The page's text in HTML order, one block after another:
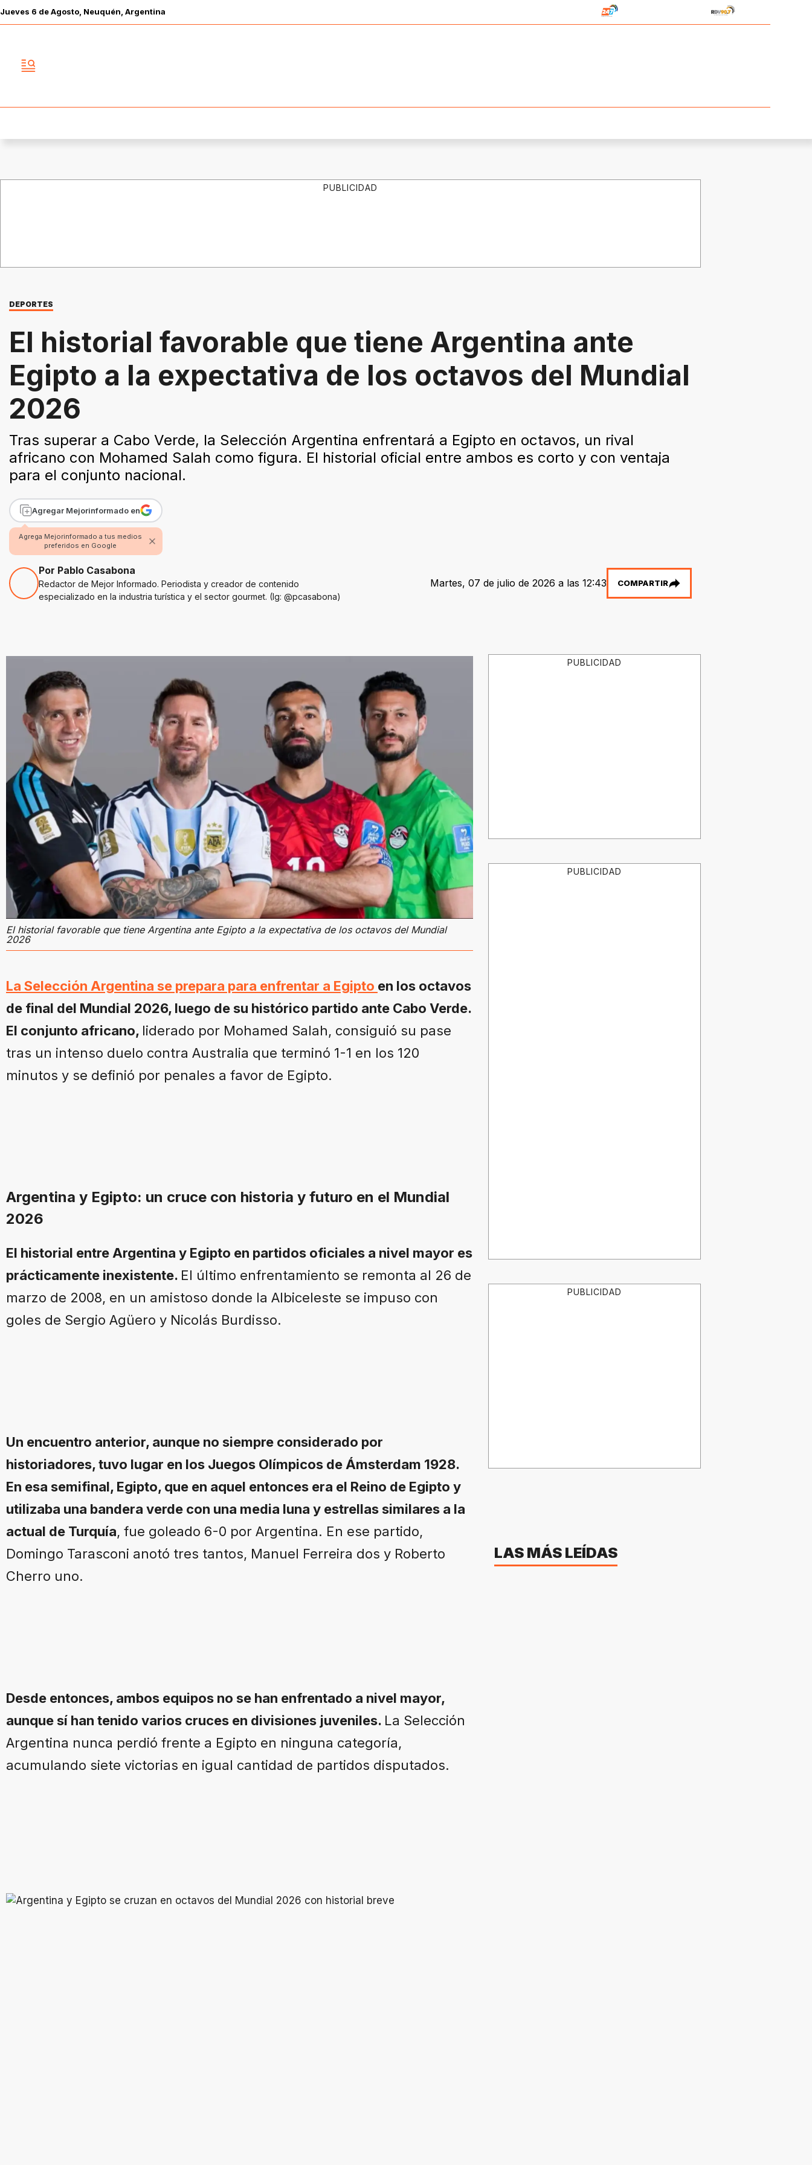
Jueves 6 deAgosto , Neuquén, Argentina
PUBLICIDAD
DEPORTES
El historial favorable que tiene Argentina ante
Egipto a la expectativa de los octavos del Mundial
2026
Tras superar a Cabo Verde, la Selección Argentina enfrentará a Egipto en octavos, un rival
africano con Mohamed Salah como figura. El historial oficial entre ambos es corto y con ventaja
para el conjunto nacional.
Agregar Mejorinformado en
Agrega Mejorinformado a tus medios
preferidos en Google
Por Pablo Casabona
Redactor de Mejor Informado. Periodista y creador de contenido
especializado en la industria turística y el sector gourmet. (Ig: @pcasabona)
Martes, 07 de julio de 2026 a las 12:43 COMPARTIR
El historial favorable que tiene Argentina ante Egipto a la expectativa de los octavos del Mundial
2026
La Selección Argentina se prepara para enfrentar a Egipto en los octavos
de final del Mundial 2026, luego de su histórico partido ante Cabo Verde.
El conjunto africano, liderado por Mohamed Salah, consiguió su pase
tras un intenso duelo contra Australia que terminó 1-1 en los 120
minutos y se definió por penales a favor de Egipto.
Argentina y Egipto: un cruce con historia y futuro en el Mundial
2026
El historial entre Argentina y Egipto en partidos oficiales a nivel mayor es
prácticamente inexistente. El último enfrentamiento se remonta al 26 de
marzo de 2008, en un amistoso donde la Albiceleste se impuso con
goles de Sergio Agüero y Nicolás Burdisso.
Un encuentro anterior, aunque no siempre considerado por
historiadores, tuvo lugar en los Juegos Olímpicos de Ámsterdam 1928.
En esa semifinal, Egipto, que en aquel entonces era el Reino de Egipto y
utilizaba una bandera verde con una media luna y estrellas similares a la
actual de Turquía, fue goleado 6-0 por Argentina. En ese partido,
Domingo Tarasconi anotó tres tantos, Manuel Ferreira dos y Roberto
Cherro uno.
Desde entonces, ambos equipos no se han enfrentado a nivel mayor,
aunque sí han tenido varios cruces en divisiones juveniles. La Selección
Argentina nunca perdió frente a Egipto en ninguna categoría,
acumulando siete victorias en igual cantidad de partidos disputados.
PUBLICIDAD
PUBLICIDAD
PUBLICIDAD
LAS MÁS LEÍDAS